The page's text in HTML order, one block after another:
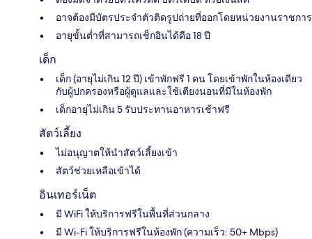
อาจต้องมีบัตรประจำตัวติดรูปถ่ายที่ออกโดยหน่วยงานราชการ
อายุขั้นต่ำที่สามารถเช็กอินได้คือ 18 ปี
เด็ก
เด็ก (อายุไม่เกิน 12 ปี) เข้าพักฟรี 1 คน โดยเข้าพักในห้องเดียว
กับผู้ปกครองหรือผู้ดูแลและใช้เตียงนอนที่มีในห้องพัก
เด็กอายุไม่เกิน 5 รับประทานอาหารเช้าฟรี
สัตว์เลี้ยง
ไม่อนุญาตให้นำสัตว์เลี้ยงเข้า
สัตว์ช่วยเหลือเข้าได้
อินเทอร์เน็ต
มี WiFi ให้บริการฟรีในพื้นที่ส่วนกลาง
มี Wi-Fi ให้บริการฟรีในห้องพัก (ความเร็ว: 50+ Mbps)